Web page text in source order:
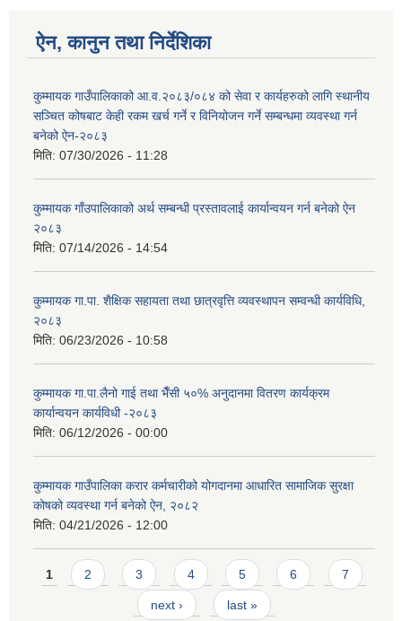
ऐन, कानुन तथा निर्देशिका
कुम्मायक गाउँपालिकाको आ.व.२०८३/०८४ को सेवा र कार्यहरुको लागि स्थानीय
सञ्चित कोषबाट केही रकम खर्च गर्ने र विनियोजन गर्ने सम्बन्धमा व्यवस्था गर्न
बनेको ऐन-२०८३
मिति: 07/30/2026 - 11:28
कुम्मायक गाँउपालिकाको अर्थ सम्बन्धी प्रस्तावलाई कार्यान्वयन गर्न बनेको ऐन
२०८३
मिति: 07/14/2026 - 14:54
कुम्मायक गा.पा. शैक्षिक सहायता तथा छात्रवृत्ति व्यवस्थापन सम्वन्धी कार्यविधि,
२०८३
मिति: 06/23/2026 - 10:58
कुम्मायक गा.पा.लैनो गाई तथा भैँसी ५०% अनुदानमा वितरण कार्यक्रम
कार्यान्वयन कार्यविधी -२०८३
मिति: 06/12/2026 - 00:00
कुम्मायक गाउँपालिका करार कर्मचारीको योगदानमा आधारित सामाजिक सुरक्षा
कोषको व्यवस्था गर्न बनेको ऐन, २०८२
मिति: 04/21/2026 - 12:00
Pages
1 2 3 4 5 6 7
next › last »